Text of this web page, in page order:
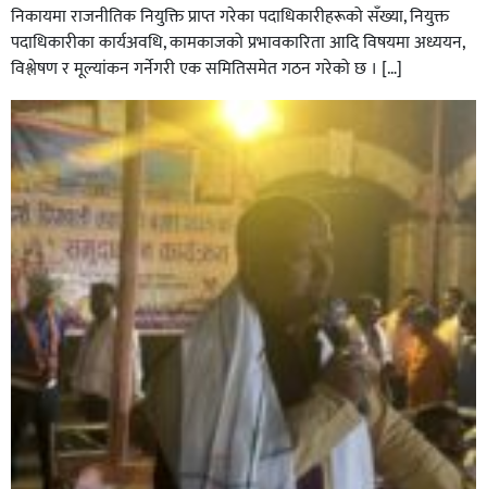
निकायमा राजनीतिक नियुक्ति प्राप्त गरेका पदाधिकारीहरूको सँख्या, नियुक्त
पदाधिकारीका कार्यअवधि, कामकाजको प्रभावकारिता आदि विषयमा अध्ययन,
विश्लेषण र मूल्यांकन गर्नेगरी एक समितिसमेत गठन गरेको छ । […]